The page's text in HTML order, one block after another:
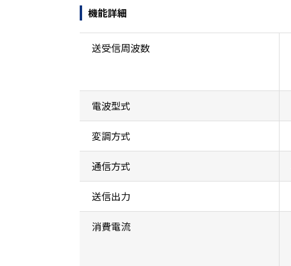
機能詳細
送受信周波数
電波型式
変調方式
通信方式
送信出力
消費電流